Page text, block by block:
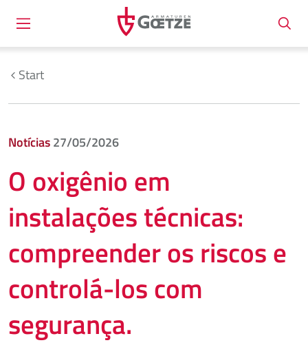
Start
Notícias27/05/2026
O oxigênio em
instalações técnicas:
compreender os riscos e
controlá-los com
segurança.